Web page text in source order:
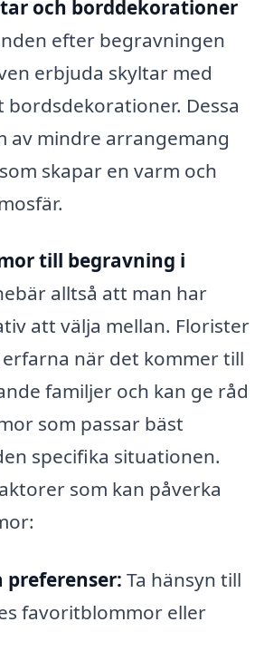
och borddekorationer
efter begravningen
erbjuda skyltar med
Dessa
av mindre arrangemang
skapar en varm och
till begravning i
alltså att man har
att välja mellan. Florister
när det kommer till
familjer och kan ge råd
som passar bäst
specifika situationen.
som kan påverka
preferenser: Ta hänsyn till
favoritblommor eller